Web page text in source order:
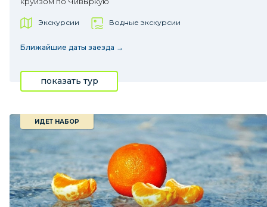
Экскурсии Водные экскурсии
Ближайшие даты заезда →
показать тур
ИДЕТ НАБОР